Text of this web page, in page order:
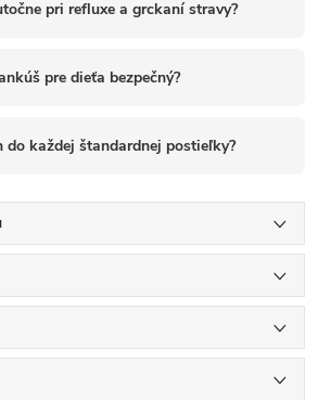
pri refluxe a grckaní stravy?
pre dieťa bezpečný?
do každej štandardnej postieľky?